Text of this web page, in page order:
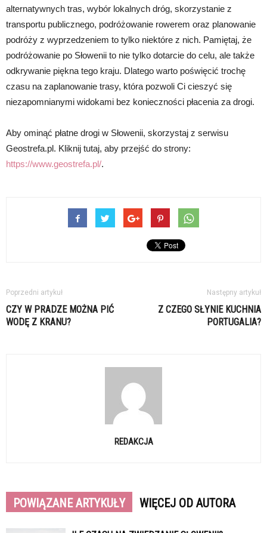
alternatywnych tras, wybór lokalnych dróg, skorzystanie z
transportu publicznego, podróżowanie rowerem oraz planowanie
podróży z wyprzedzeniem to tylko niektóre z nich. Pamiętaj, że
podróżowanie po Słowenii to nie tylko dotarcie do celu, ale także
odkrywanie piękna tego kraju. Dlatego warto poświęcić trochę
czasu na zaplanowanie trasy, która pozwoli Ci cieszyć się
niezapomnianymi widokami bez konieczności płacenia za drogi.
Aby ominąć płatne drogi w Słowenii, skorzystaj z serwisu
Geostrefa.pl. Kliknij tutaj, aby przejść do strony:
https://www.geostrefa.pl/.
Poprzedni artykuł
CZY W PRADZE MOŻNA PIĆ
WODĘ Z KRANU?
Następny artykuł
Z CZEGO SŁYNIE KUCHNIA
PORTUGALIA?
REDAKCJA
POWIĄZANE ARTYKUŁY WIĘCEJ OD AUTORA